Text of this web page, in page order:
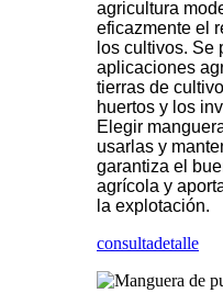
agricultura
eficazmente el
los cultivos. Se
aplicaciones
tierras de
huertos y los
Elegir
usarlas y
garantiza el
agrícola y
la explotación.
consultadetalle